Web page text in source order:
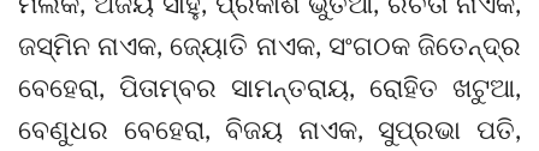
ଜସ୍ମିନ ନାଏକ, ଜ୍ୟୋତି ନାଏକ, ସଂଗଠକ ଜିତେନ୍ଦ୍ର
ବେହେରା, ପିତାମ୍ବର ସାମନ୍ତରାୟ, ରୋହିତ ଖଟୁଆ,
ବେଣୁଧର ବେହେରା, ବିଜୟ ନାଏକ, ସୁପ୍ରଭା ପତି,